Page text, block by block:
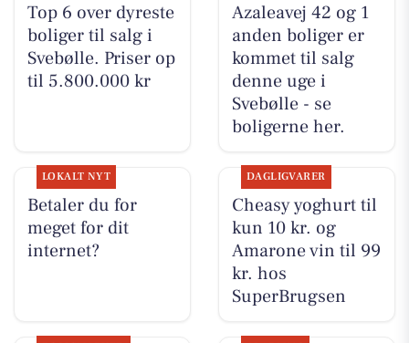
Top 6 over dyreste
boliger til salg i
Svebølle. Priser op
til 5.800.000 kr
Azaleavej 42 og 1
anden boliger er
kommet til salg
denne uge i
Svebølle - se
boligerne her.
LOKALT NYT
Betaler du for
meget for dit
internet?
DAGLIGVARER
Cheasy yoghurt til
kun 10 kr. og
Amarone vin til 99
kr. hos
SuperBrugsen